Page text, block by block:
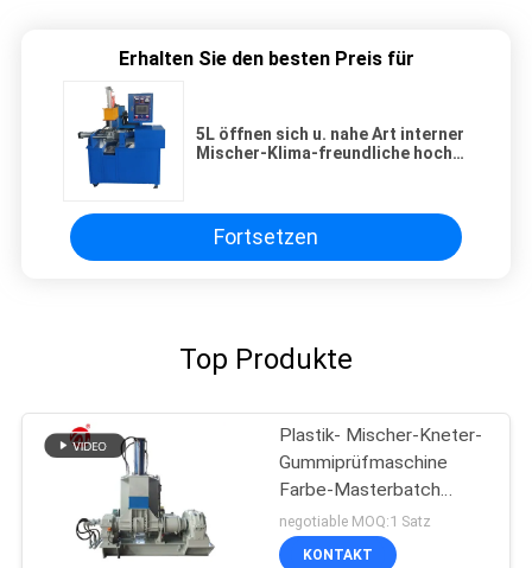
Erhalten Sie den besten Preis für
5L öffnen sich u. nahe Art interner
Mischer-Klima-freundliche hoch-
Fortsetzen
Top Produkte
Plastik- Mischer-Kneter-
Gummiprüfmaschine
Farbe-Masterbatch
Banbury
negotiable MOQ:1 Satz
KONTAKT